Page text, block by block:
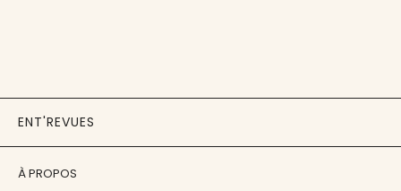
ENT'REVUES
À PROPOS